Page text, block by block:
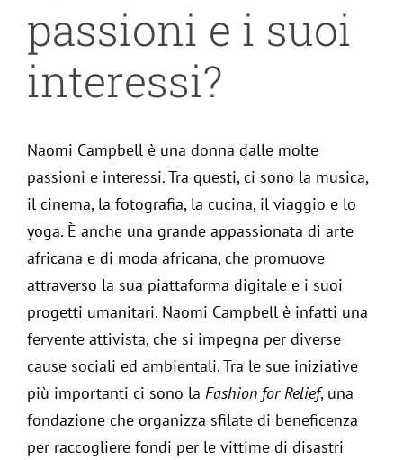
passioni e i suoi
interessi?
Naomi Campbell è una donna dalle molte
passioni e interessi. Tra questi, ci sono la musica,
il cinema, la fotografia, la cucina, il viaggio e lo
yoga. È anche una grande appassionata di arte
africana e di moda africana, che promuove
attraverso la sua piattaforma digitale e i suoi
progetti umanitari. Naomi Campbell è infatti una
fervente attivista, che si impegna per diverse
cause sociali ed ambientali. Tra le sue iniziative
più importanti ci sono la Fashion for Relief, una
fondazione che organizza sfilate di beneficenza
per raccogliere fondi per le vittime di disastri